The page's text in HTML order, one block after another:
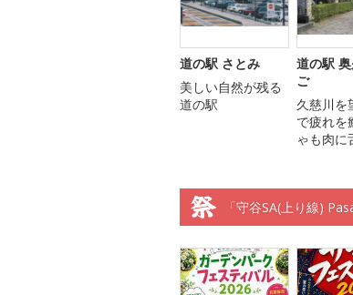
道の駅 さとみ
美しい自然が残る
道の駅
道の駅
ご
久慈川を
で疲れを
ゃも肉に
「守谷SA(上り線)